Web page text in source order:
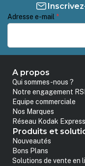
Adresse e-mail *
A propos
Qui sommes-nous ?
Notre engagement
Equipe commerciale
Nos Marques
Réseau Kodak Express
Produits et
Nouveautés
Bons Plans
Solutions de vente en